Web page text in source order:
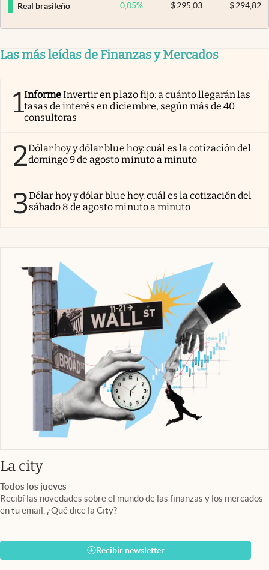
Real brasileño 0,05% $ 295,03 $294,82
Las más leídas de Finanzas y Mercados
1InformeInvertir en plazo fijo: a cuánto llegarán las
tasas de interés en diciembre, según más de 40
consultoras
2Dólar hoy y dólar blue hoy: cuál es la cotización del
domingo 9 de agosto minuto a minuto
3Dólar hoy y dólar blue hoy: cuál es la cotización del
sábado 8 de agosto minuto a minuto
La cityabre en nueva pestaña
Todos los jueves
Recibí las novedades sobre el mundo de las finanzas y los mercados
en tu email. ¿Qué dice la City?
Recibir newsletter